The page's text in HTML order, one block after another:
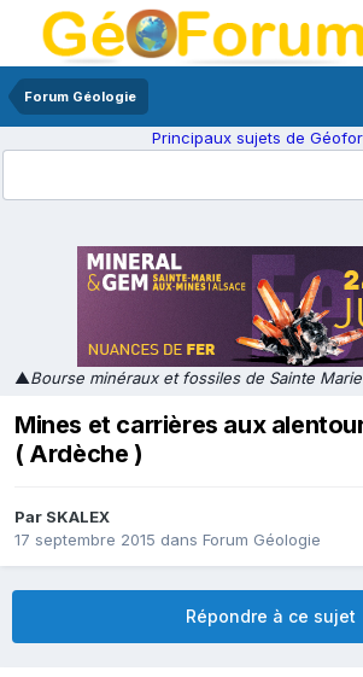
Forum Géologie
Principaux sujets de
▲Bourse minéraux et fossiles de Sainte
Mines et carrières aux
( Ardèche )
Par SKALEX
17 septembre 2015 dans Forum Géologie
Répondre à ce sujet